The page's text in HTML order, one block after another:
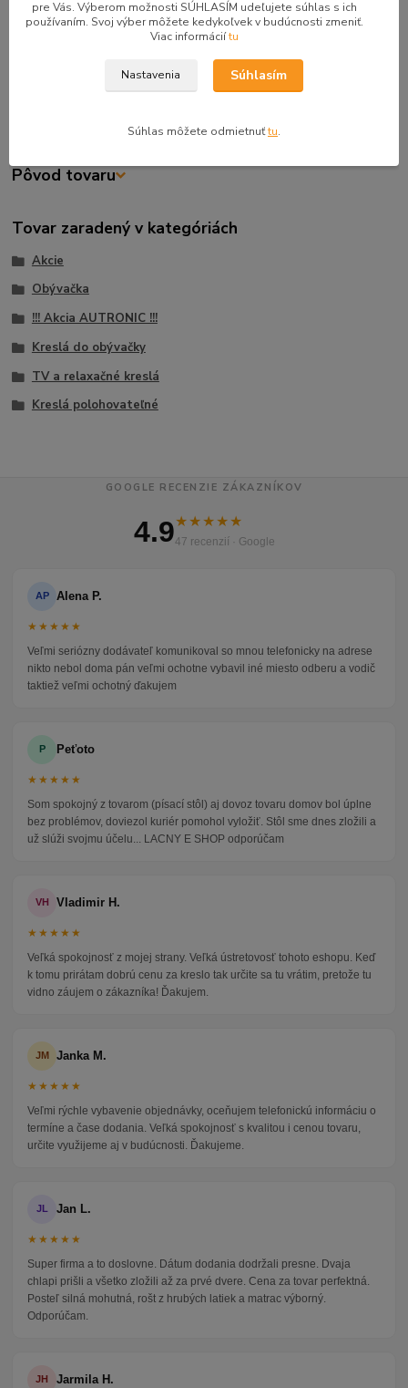
Farba: sivá
Farba nôh: čierna
Pôvod tovaru
Tovar zaradený v kategóriách
Akcie
Obývačka
!!! Akcia AUTRONIC !!!
Kreslá do obývačky
TV a relaxačné kreslá
Kreslá polohovateľné
GOOGLE RECENZIE ZÁKAZNÍKOV
4.9★★★★★
47 recenzií · Google
AP Alena P.
★★★★★
Veľmi seriózny dodávateľ komunikoval so mnou telefonicky na adrese
nikto nebol doma pán veľmi ochotne vybavil iné miesto odberu a vodič
taktiež veľmi ochotný ďakujem
P Peťoto
★★★★★
Som spokojný z tovarom (písací stôl) aj dovoz tovaru domov bol úplne
bez problémov, doviezol kuriér pomohol vyložiť. Stôl sme dnes zložili a
už slúži svojmu účelu... LACNY E SHOP odporúčam
VH Vladimir H.
★★★★★
Veľká spokojnosť z mojej strany. Veľká ústretovosť tohoto eshopu. Keď
k tomu prirátam dobrú cenu za kreslo tak určite sa tu vrátim, pretože tu
vidno záujem o zákazníka! Ďakujem.
JM Janka M.
★★★★★
Veľmi rýchle vybavenie objednávky, oceňujem telefonickú informáciu o
termíne a čase dodania. Veľká spokojnosť s kvalitou i cenou tovaru,
určite využijeme aj v budúcnosti. Ďakujeme.
JL Jan L.
★★★★★
Super firma a to doslovne. Dátum dodania dodržali presne. Dvaja
chlapi prišli a všetko zložili až za prvé dvere. Cena za tovar perfektná.
Posteľ silná mohutná, rošt z hrubých latiek a matrac výborný.
Odporúčam.
JH Jarmila H.
pre Vás. Výberom možnosti SÚHLASÍM udeľujete súhlas s ich
používaním. Svoj výber môžete kedykoľvek v budúcnosti zmeniť.
Viac informáciítu
Nastavenia Súhlasím
Súhlas môžete odmietnuťtu.